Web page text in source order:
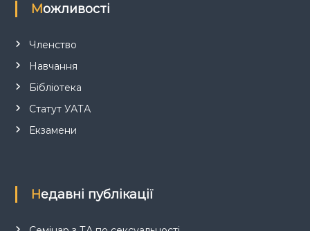
Можливості
Членство
Навчання
Бібліотека
Статут УАТА
Екзамени
Недавні публікації